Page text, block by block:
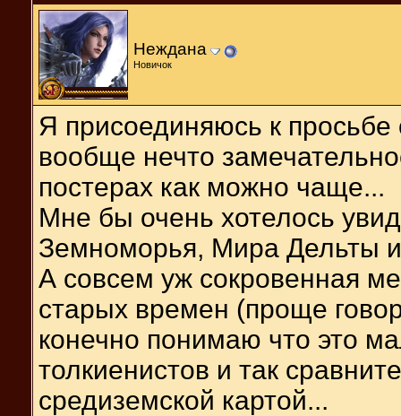
Неждана
Новичок
Я присоединяюсь к
вообще нечто
постерах как можно чаще...
Мне бы очень хотелось
Земноморья, Мира Дельты
А совсем уж сокровенная
старых времен (проще
конечно понимаю что это
толкиенистов и так
средиземской картой...